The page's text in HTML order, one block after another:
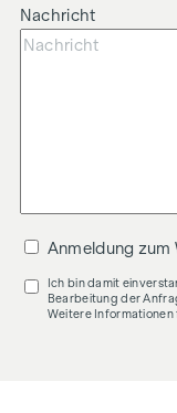
Nachricht
Anmeldung
Ich bin damit
Bearbeitung der
Weitere Informationen